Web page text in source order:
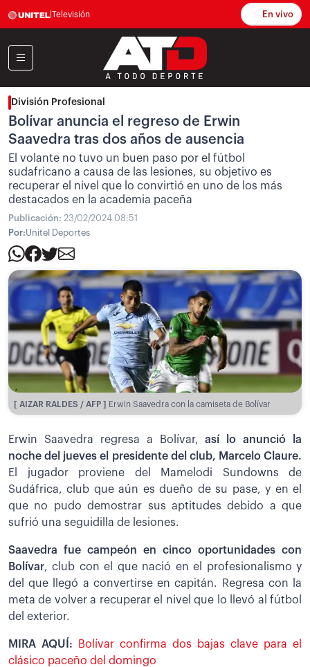
Televisión En vivo
División Profesional
Bolívar anuncia el regreso de Erwin
Saavedra tras dos años de ausencia
El volante no tuvo un buen paso por el fútbol
sudafricano a causa de las lesiones, su objetivo es
recuperar el nivel que lo convirtió en uno de los más
destacados en la academia paceña
Publicación: 23/02/2024 08:51
Por:Unitel Deportes
[ AIZAR RALDES / AFP ] Erwin Saavedra con la camiseta de Bolívar
Erwin Saavedra regresa a Bolívar,así lo anunció la
noche del jueves el presidente del club, Marcelo Claure.
El jugador proviene del Mamelodi Sundowns de
Sudáfrica, club que aún es dueño de su pase, y en el
que no pudo demostrar sus aptitudes debido a que
sufrió una seguidilla de lesiones.
Saavedra fue campeón en cinco oportunidades con
Bolívar, club con el que nació en el profesionalismo y
del que llegó a convertirse en capitán. Regresa con la
meta de volver a recuperar el nivel que lo llevó al fútbol
del exterior.
MIRA AQUÍ:
Bolívar confirma dos bajas clave para el
clásico paceño del domingo